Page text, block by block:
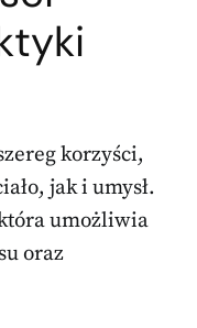
korzyści,
jak i umysł.
umożliwia
oraz